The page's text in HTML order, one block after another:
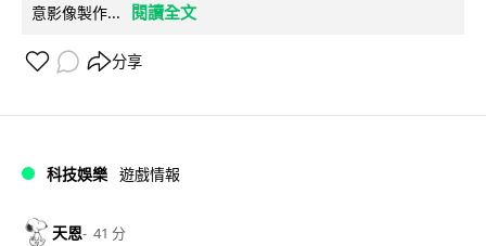
意影像製作...
閱讀全文
分享
科技娛樂 遊戲情報
天恩 41 分